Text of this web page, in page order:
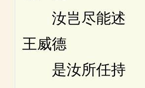
汝岂尽能述
王威德
是汝所任持